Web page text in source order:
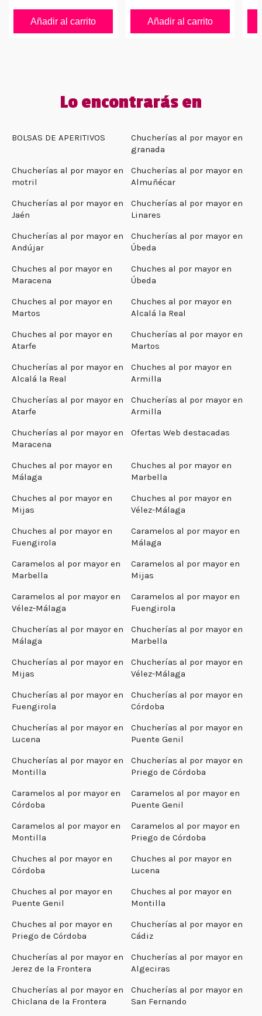
Añadir al carrito Añadir al carrito
Lo encontrarás en
BOLSAS DE APERITIVOS
Chucherías al por mayor en
granada
Chucherías al por mayor en
motril
Chucherías al por mayor en
Almuñécar
Chucherías al por mayor en
Jaén
Chucherías al por mayor en
Linares
Chucherías al por mayor en
Andújar
Chucherías al por mayor en
Úbeda
Chuches al por mayor en
Maracena
Chuches al por mayor en
Úbeda
Chuches al por mayor en
Martos
Chuches al por mayor en
Alcalá la Real
Chuches al por mayor en
Atarfe
Chucherías al por mayor en
Martos
Chucherías al por mayor en
Alcalá la Real
Chuches al por mayor en
Armilla
Chucherías al por mayor en
Atarfe
Chucherías al por mayor en
Armilla
Chucherías al por mayor en
Maracena
Ofertas Web destacadas
Chuches al por mayor en
Málaga
Chuches al por mayor en
Marbella
Chuches al por mayor en
Mijas
Chuches al por mayor en
Vélez-Málaga
Chuches al por mayor en
Fuengirola
Caramelos al por mayor en
Málaga
Caramelos al por mayor en
Marbella
Caramelos al por mayor en
Mijas
Caramelos al por mayor en
Vélez-Málaga
Caramelos al por mayor en
Fuengirola
Chucherías al por mayor en
Málaga
Chucherías al por mayor en
Marbella
Chucherías al por mayor en
Mijas
Chucherías al por mayor en
Vélez-Málaga
Chucherías al por mayor en
Fuengirola
Chucherías al por mayor en
Córdoba
Chucherías al por mayor en
Lucena
Chucherías al por mayor en
Puente Genil
Chucherías al por mayor en
Montilla
Chucherías al por mayor en
Priego de Córdoba
Caramelos al por mayor en
Córdoba
Caramelos al por mayor en
Puente Genil
Caramelos al por mayor en
Montilla
Caramelos al por mayor en
Priego de Córdoba
Chuches al por mayor en
Córdoba
Chuches al por mayor en
Lucena
Chuches al por mayor en
Puente Genil
Chuches al por mayor en
Montilla
Chuches al por mayor en
Priego de Córdoba
Chucherías al por mayor en
Cádiz
Chucherías al por mayor en
Jerez de la Frontera
Chucherías al por mayor en
Algeciras
Chucherías al por mayor en
Chiclana de la Frontera
Chucherías al por mayor en
San Fernando